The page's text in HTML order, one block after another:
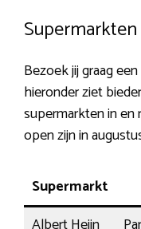
Bezoek jij graag
hieronder ziet
supermarkten in en
open zijn in
Supermarkt